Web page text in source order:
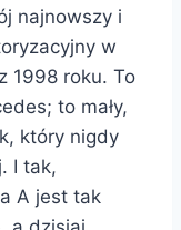
najnowszy i
w
1998 roku. To
to mały,
który nigdy
I tak,
A jest tak